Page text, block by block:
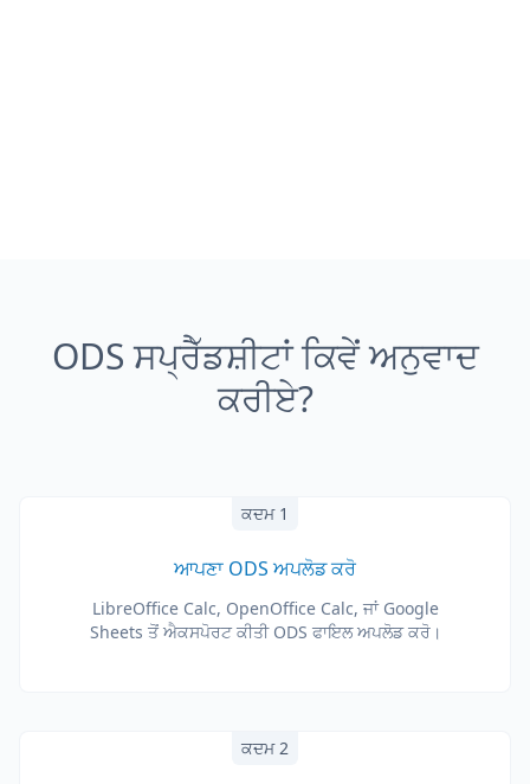
ODS ਸਪ੍ਰੈੱਡਸ਼ੀਟਾਂ ਕਿਵੇਂ ਅਨੁਵਾਦ
ਕਰੀਏ?
ਕਦਮ 1
ਆਪਣਾ ODS ਅਪਲੋਡ ਕਰੋ
LibreOffice Calc, OpenOffice Calc, ਜਾਂ Google
Sheets ਤੋਂ ਐਕਸਪੋਰਟ ਕੀਤੀ ODS ਫਾਇਲ ਅਪਲੋਡ ਕਰੋ।
ਕਦਮ 2